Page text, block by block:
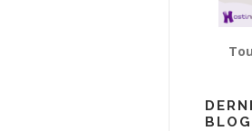
BLOG